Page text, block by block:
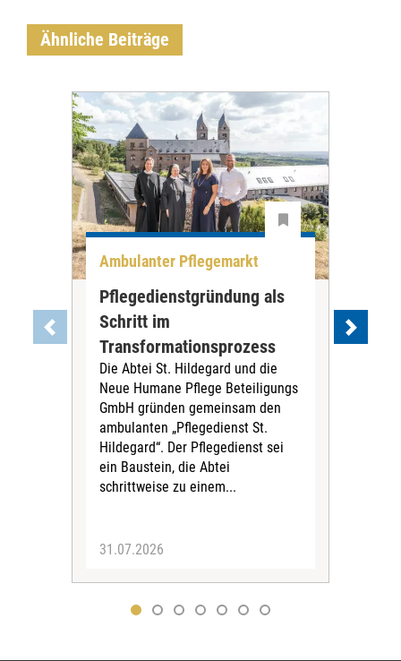
Ähnliche Beiträge
Ambulanter Pflegemarkt
Pflegedienstgründung als
Schritt im
Transformationsprozess
Die Abtei St. Hildegard und die
Neue Humane Pflege Beteiligungs
GmbH gründen gemeinsam den
ambulanten „Pflegedienst St.
Hildegard“. Der Pflegedienst sei
ein Baustein, die Abtei
schrittweise zu einem...
31.07.2026